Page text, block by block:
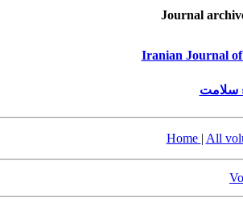
Journal
Iranian Journal
سلامت
Home | All